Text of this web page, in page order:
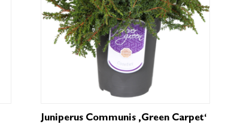
Juniperus Communis ‚Green Carpet‘